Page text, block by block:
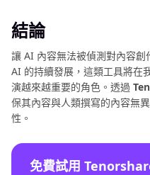
結論
讓 AI 內容無法被偵測對內容
AI 的持續發展，這類工具將在
演越來越重要的角色。透過
保其內容與人類撰寫的內容無
性。
免費試用